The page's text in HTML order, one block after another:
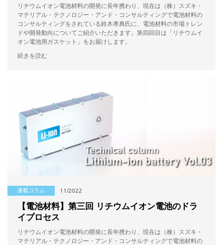
リチウムイオン電池材料の開発に長年携わり、現在は（株）スズキ・
マテリアル・テクノロジー・アンド・コンサルティングで電池材料の
コンサルティングをされている鈴木孝典氏に、電池材料の市場トレン
ドや開発動向についてご紹介いただきます。第四回目は「リチウムイ
オン電池用ガスケット」をお届けします。
続きを読む
連載コラム 11/2022
【電池材料】第三回 リチウムイオン電池のドラ
イプロセス
リチウムイオン電池材料の開発に長年携わり、現在は（株）スズキ・
マテリアル・テクノロジー・アンド・コンサルティングで電池材料の